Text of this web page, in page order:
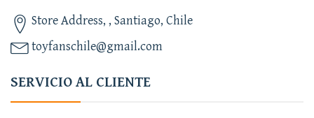
Store Address, , Santiago, Chile
toyfanschile@gmail.com
SERVICIO AL CLIENTE